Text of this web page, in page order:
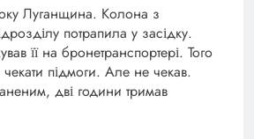
Луганщина. Колона з
потрапила у засідку.
її на бронетранспортері. Того
чекати підмоги. Але не чекав.
дві години тримав